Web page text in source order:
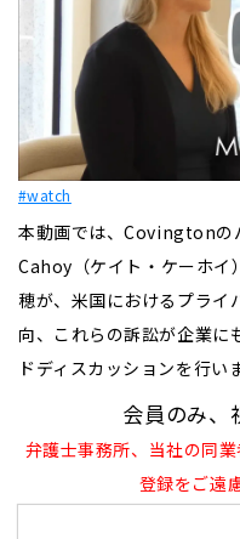
#watch
本動画では、Covingtonの
Cahoy（ケイト・ケーホイ
穂が、米国におけるプライ
向、これらの訴訟が企業に
ドディスカッションを行い
会員のみ、
弁護士事務所、当社の同
登録をご遠